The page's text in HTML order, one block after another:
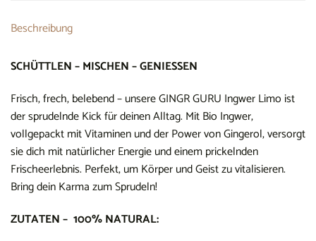
Beschreibung
SCHÜTTLEN – MISCHEN – GENIESSEN
Frisch, frech, belebend – unsere GINGR GURU Ingwer Limo ist
der sprudelnde Kick für deinen Alltag. Mit Bio Ingwer,
vollgepackt mit Vitaminen und der Power von Gingerol, versorgt
sie dich mit natürlicher Energie und einem prickelnden
Frischeerlebnis. Perfekt, um Körper und Geist zu vitalisieren.
Bring dein Karma zum Sprudeln!
ZUTATEN – 100% NATURAL: